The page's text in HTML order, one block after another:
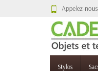
Appelez-
Stylos